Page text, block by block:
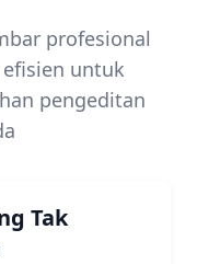
profesional
untuk
pengeditan
Tak